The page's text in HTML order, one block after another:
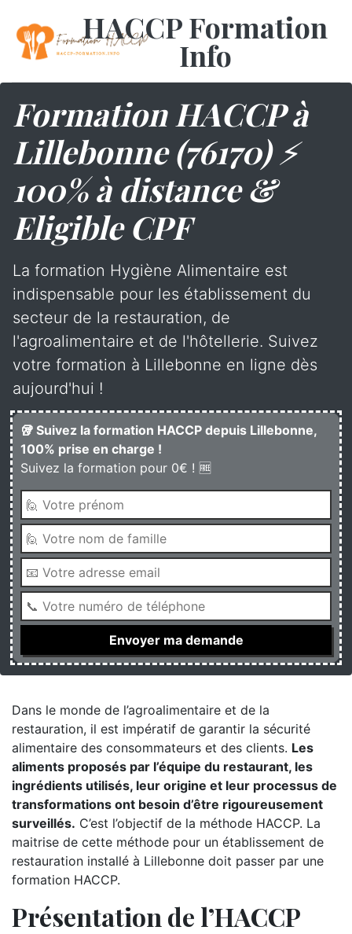
HACCP Formation
Info
Formation HACCP à
Lillebonne (76170) ⚡
100% à distance &
Eligible CPF
La formation Hygiène Alimentaire est
indispensable pour les établissement du
secteur de la restauration, de
l'agroalimentaire et de l'hôtellerie. Suivez
votre formation à Lillebonne en ligne dès
aujourd'hui !
🥡 Suivez la formation HACCP depuis Lillebonne,
100% prise en charge !
Suivez la formation pour 0€ ! 🆓
Dans le monde de l’agroalimentaire et de la
restauration, il est impératif de garantir la sécurité
alimentaire des consommateurs et des clients. Les
aliments proposés par l’équipe du restaurant, les
ingrédients utilisés, leur origine et leur processus de
transformations ont besoin d’être rigoureusement
surveillés. C’est l’objectif de la méthode HACCP. La
maitrise de cette méthode pour un établissement de
restauration installé à Lillebonne doit passer par une
formation HACCP.
Présentation de l’HACCP